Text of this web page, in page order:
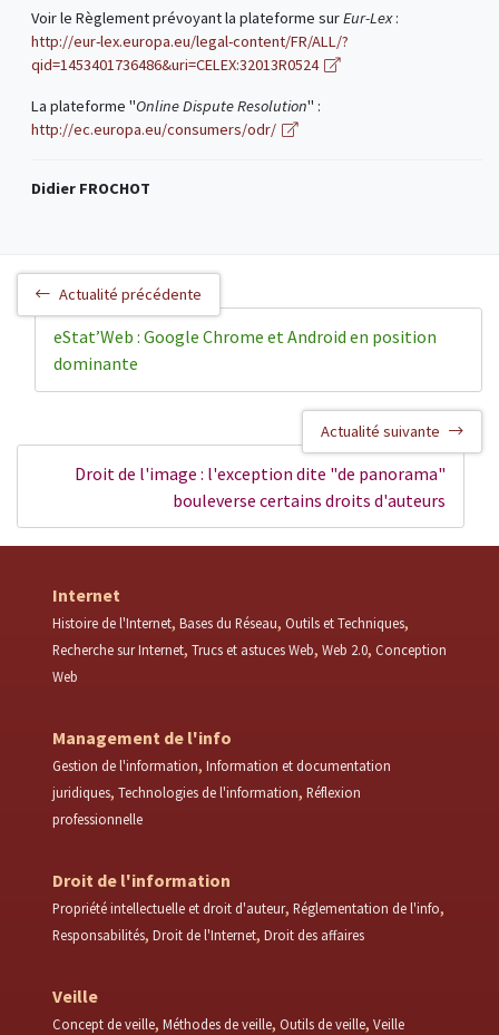
Voir le Règlement prévoyant la plateforme surEur-Lex:
http://eur-lex.europa.eu/legal-content/FR/ALL/?
qid=1453401736486&uri=CELEX:32013R0524
La plateforme "Online Dispute Resolution" :
http://ec.europa.eu/consumers/odr/
Didier FROCHOT
Actualité précédente
eStat’Web : Google Chrome et Android en position
dominante
Actualité suivante
Droit de l'image : l'exception dite "de panorama"
bouleverse certains droits d'auteurs
Internet
Histoire de l'Internet Bases du Réseau Outils et Techniques
Recherche sur Internet Trucs et astuces Web Web 2.0 Conception
Web
Management de l'info
Gestion de l'information Information et documentation
juridiques Technologies de l'information Réflexion
professionnelle
Droit de l'information
Propriété intellectuelle et droit d'auteur Réglementation de l'info
Responsabilités Droit de l'Internet Droit des affaires
Veille
Concept de veille Méthodes de veille Outils de veille Veille